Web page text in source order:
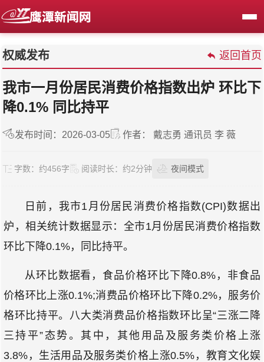
权威发布 返回首页
我市一月份居民消费价格指数出炉 环比下
降0.1% 同比持平
发布时间：2026-03-05 作者： 戴志勇 通讯员 李 薇
字数： 约456字 阅读时长： 约2分钟 夜间模式
日前，我市1月份居民消费价格指数(CPI)数据出
炉，相关统计数据显示：全市1月份居民消费价格指数
环比下降0.1%，同比持平。
从环比数据看，食品价格环比下降0.8%，非食品
价格环比上涨0.1%;消费品价格环比下降0.2%，服务价
格环比持平。八大类消费品价格指数环比呈“三涨二降
三持平”态势。其中，其他用品及服务类价格上涨
3.8%，生活用品及服务类价格上涨0.5%，教育文化娱